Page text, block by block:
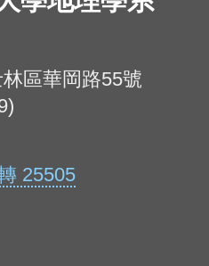
區華岡路55號
25505